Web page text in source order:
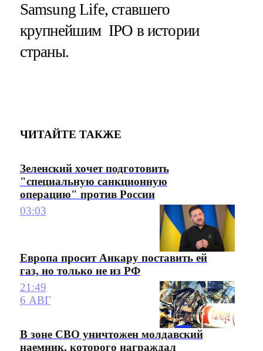
Samsung Life, ставшего
крупнейшим IPO в истории
страны.
ЧИТАЙТЕ ТАКЖЕ
Зеленский хочет подготовить
"специальную санкционную
операцию" против России
03:03
Европа просит Анкару поставить ей
газ, но только не из РФ
21:49
6 АВГ
В зоне СВО уничтожен молдавский
наемник, которого награждал